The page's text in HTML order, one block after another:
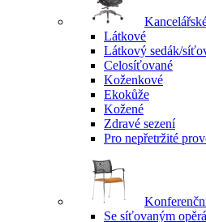
Látkové
Látkový sedák/
Celosíťované
Koženkové
Ekokůže
Kožené
Zdravé sezení
Pro nepřetržité
Se síťovaným